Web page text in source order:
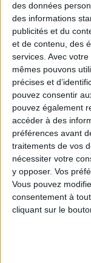
des données
des informations
publicités et du
et de contenu, des
services. Avec
mêmes pouvons
précises et
pouvez consentir
pouvez également
accéder à des
préférences avant
traitements de vos
nécessiter votre
y opposer. Vos
Vous pouvez
consentement à
cliquant sur le
En application
de l’arrêté du
numérique a
Greffiers de
offerte aux
formalités à
périmètre de la
tribunaux de
de centre de
https://
entreprises/